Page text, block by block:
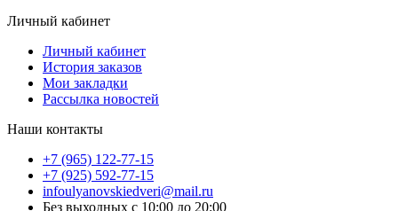
Личный кабинет
Личный кабинет
История заказов
Мои закладки
Рассылка новостей
Наши контакты
+7 (965) 122-77-15
+7 (925) 592-77-15
infoulyanovskiedveri@mail.ru
Без выходных с 10:00 до 20:00